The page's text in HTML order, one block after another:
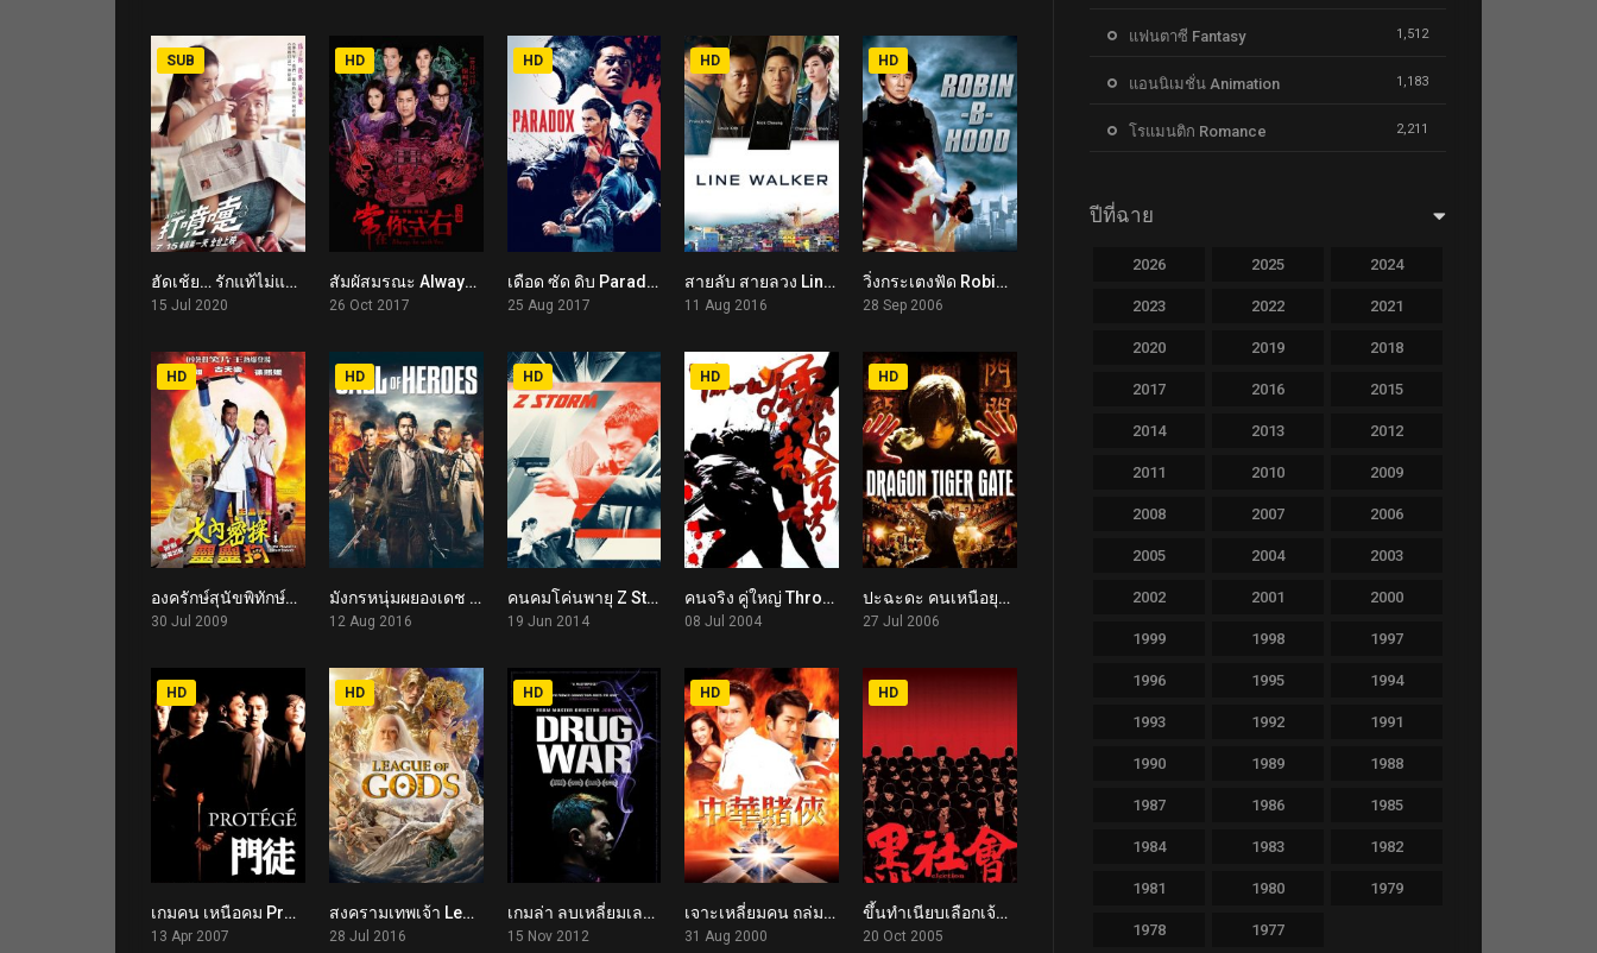
5.4
SUB
ฮัดเช้ย… รักแท้ไม่แพ้ทาง A Choo (2020)
15 Jul 2020
5.4
HD
สัมผัสมรณะ Always Be with You (2017)
26 Oct 2017
6.5
HD
เดือด ซัด ดิบ Paradox (2017)
25 Aug 2017
6.1
HD
สายลับ สายลวง Line Walker (2016)
11 Aug 2016
6.6
HD
วิ่งกระเตงฟัด Robin-B-Hood (2006)
28 Sep 2006
4.2
HD
องครักษ์สุนัขพิทักษ์ฮ่องเต้…ต๊อง On His Majesty’s Secret Service (2009)
30 Jul 2009
6.4
HD
มังกรหนุ่มผยองเดช Call of Heroes (2016)
12 Aug 2016
5.4
HD
คนคมโค่นพายุ Z Storm (2014)
19 Jun 2014
6.8
HD
คนจริง คู่ใหญ่ Throw Down (2004)
08 Jul 2004
6.2
HD
ปะฉะดะ คนเหนือยุทธ Dragon Tiger Gate (2006)
27 Jul 2006
7.2
HD
เกมคน เหนือคม Protege (2007)
13 Apr 2007
4.6
HD
สงครามเทพเจ้า League of Gods (2016)
28 Jul 2016
7.0
HD
เกมล่า ลบเหลี่ยมเลว Drug War (2012)
15 Nov 2012
5.7
HD
เจาะเหลี่ยมคน ถล่มโตเกียว 3 Conman in Tokyo (2000)
31 Aug 2000
7.1
HD
ขึ้นทำเนียบเลือกเจ้าพ่อ Election (2005)
20 Oct 2005
แฟนตาซี Fantasy 1,512
แอนนิเมชั่น Animation 1,183
โรแมนติก Romance 2,211
ปีที่ฉาย
2026 2025 2024
2023 2022 2021
2020 2019 2018
2017 2016 2015
2014 2013 2012
2011 2010 2009
2008 2007 2006
2005 2004 2003
2002 2001 2000
1999 1998 1997
1996 1995 1994
1993 1992 1991
1990 1989 1988
1987 1986 1985
1984 1983 1982
1981 1980 1979
1978 1977